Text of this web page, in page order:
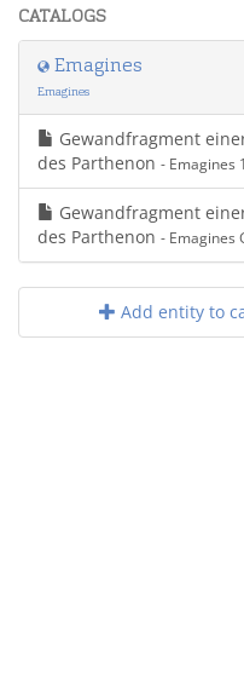
CATALOGS
Emagines
Emagines
Gewandfragment
des Parthenon - Emagines 1
Gewandfragment
des Parthenon - Emagines
Add entity to